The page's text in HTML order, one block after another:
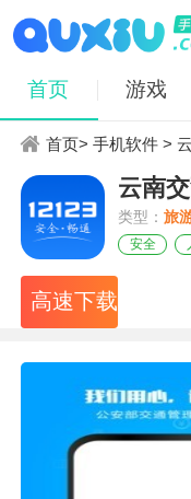
首页 游戏
首页>手机软件 >
云南
类型：旅
安全
高速下载